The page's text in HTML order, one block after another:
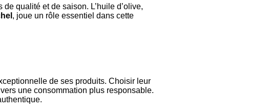
qualité et de saison. L’huile d’olive,
, joue un rôle essentiel dans cette
de ses produits. Choisir leur
une consommation plus responsable.